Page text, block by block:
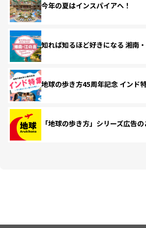
今年の夏はインスパイアへ！
知れば知るほど好きになる 湘南
地球の歩き方45周年記念 インド
「地球の歩き方」シリーズ広告